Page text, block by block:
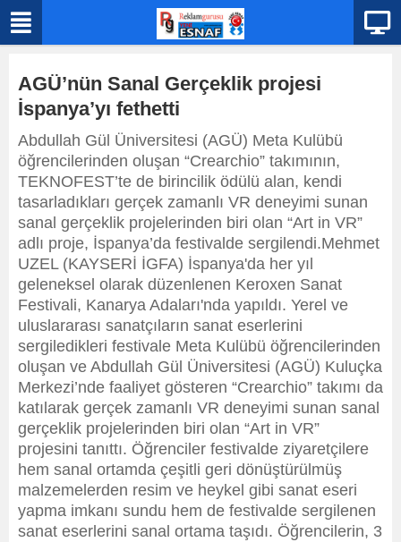
AGÜ’nün Sanal Gerçeklik projesi
İspanya’yı fethetti
Abdullah Gül Üniversitesi (AGÜ) Meta Kulübü
öğrencilerinden oluşan “Crearchio” takımının,
TEKNOFEST’te de birincilik ödülü alan, kendi
tasarladıkları gerçek zamanlı VR deneyimi sunan
sanal gerçeklik projelerinden biri olan “Art in VR”
adlı proje, İspanya’da festivalde sergilendi.Mehmet
UZEL (KAYSERİ İGFA) İspanya'da her yıl
geleneksel olarak düzenlenen Keroxen Sanat
Festivali, Kanarya Adaları'nda yapıldı. Yerel ve
uluslararası sanatçıların sanat eserlerini
sergiledikleri festivale Meta Kulübü öğrencilerinden
oluşan ve Abdullah Gül Üniversitesi (AGÜ) Kuluçka
Merkezi’nde faaliyet gösteren “Crearchio” takımı da
katılarak gerçek zamanlı VR deneyimi sunan sanal
gerçeklik projelerinden biri olan “Art in VR”
projesini tanıttı. Öğrenciler festivalde ziyaretçilere
hem sanal ortamda çeşitli geri dönüştürülmüş
malzemelerden resim ve heykel gibi sanat eseri
yapma imkanı sundu hem de festivalde sergilenen
sanat eserlerini sanal ortama taşıdı. Öğrencilerin, 3